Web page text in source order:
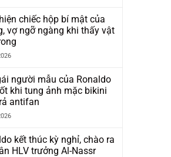
chiếc hộp bí mật của
vợ ngỡ ngàng khi thấy vật
người mẫu của Ronaldo
khi tung ảnh mặc bikini
antifan
kết thúc kỳ nghỉ, chào ra
HLV trưởng Al-Nassr